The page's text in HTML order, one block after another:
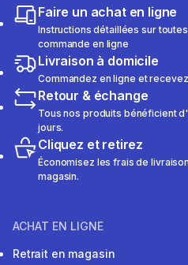
Faire un achat en ligne
Instructions détaillées sur
commande en ligne
Livraison à domicile
Commandez en ligne et
Retour & échange
Tous nos produits bénéficient
jours.
Cliquez et retirez
Économisez les frais de
magasin.
ACHAT EN LIGNE
Retrait en magasin